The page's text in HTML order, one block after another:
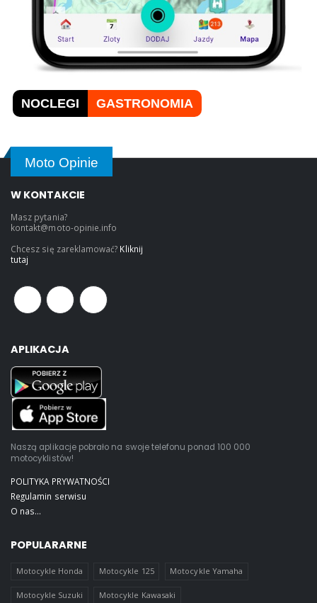
NOCLEGI GASTRONOMIA
Moto Opinie
W KONTAKCIE
Masz pytania?
kontakt@moto-opinie.info
Chcesz się zareklamować? Kliknij
tutaj
APLIKACJA
Naszą aplikacje pobrało na swoje telefonu ponad 100 000
motocyklistów!
POLITYKA PRYWATNOŚCI
Regulamin serwisu
O nas...
POPULARARNE
Motocykle Honda Motocykle 125 Motocykle Yamaha
Motocykle Suzuki Motocykle Kawasaki